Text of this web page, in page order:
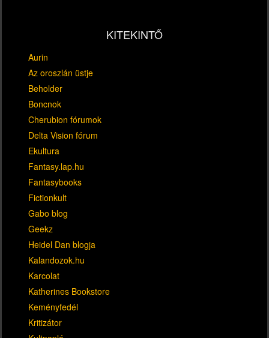
KITEKINTŐ
Aurin
Az oroszlán üstje
Beholder
Boncnok
Cherubion fórumok
Delta Vision fórum
Ekultura
Fantasy.lap.hu
Fantasybooks
Fictionkult
Gabo blog
Geekz
Heidel Dan blogja
Kalandozok.hu
Karcolat
Katherines Bookstore
Keményfedél
Kritizátor